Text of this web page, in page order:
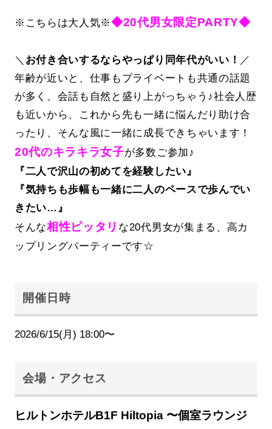
※こちらは大人気※◆20代男女限定PARTY◆
＼ お付き合いするならやっぱり同年代がいい！ ／
年齢が近いと、仕事もプライベートも共通の話題
が多く、会話も自然と盛り上がっちゃう♪社会人歴
も近いから、これから先も一緒に悩んだり助け合
ったり、そんな風に一緒に成長できちゃいます！
20代のキラキラ女子が多数ご参加♪
『二人で沢山の初めてを経験したい』
『気持ちも歩幅も一緒に二人のペースで歩んでい
きたい…』
そんな相性ピッタリ な20代男女が集まる、高カ
ップリングパーティーです☆
開催日時
2026/6/15(月) 18:00〜
会場・アクセス
ヒルトンホテルB1F Hiltopia 〜個室ラウンジ